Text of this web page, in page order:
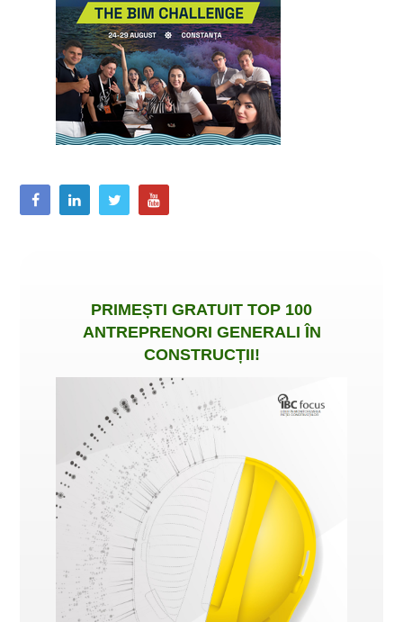
PRIMEȘTI GRATUIT TOP 100
ANTREPRENORI GENERALI ÎN
CONSTRUCȚII!